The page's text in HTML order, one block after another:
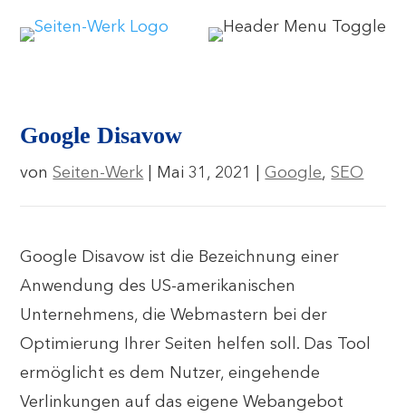
Google Disavow
vonSeiten-Werk Mai 31, 2021 Google, SEO
Google Disavow ist die Bezeichnung einer
Anwendung des US-amerikanischen
Unternehmens, die Webmastern bei der
Optimierung Ihrer Seiten helfen soll. Das Tool
ermöglicht es dem Nutzer, eingehende
Verlinkungen auf das eigene Webangebot